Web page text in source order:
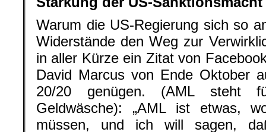
Warum die US-Regierung sich so
Widerstände den Weg zur
in aller Kürze ein Zitat von
David Marcus von Ende Oktober
20/20 genügen. (AML steht
Geldwäsche): „AML ist etwas,
müssen, und ich will sagen,